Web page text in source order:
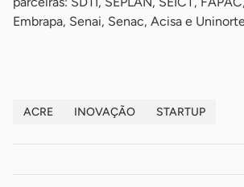
Embrapa, Senai, Senac, Acisa e
ACRE INOVAÇÃO STARTUP